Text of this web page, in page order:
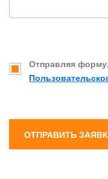
Отправляя
ОТПРАВИТЬ